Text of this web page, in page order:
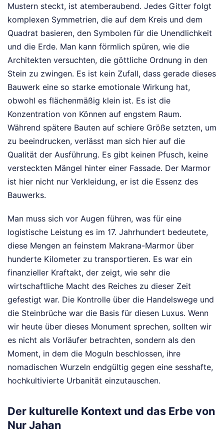
Mustern steckt, ist atemberaubend. Jedes Gitter folgt
komplexen Symmetrien, die auf dem Kreis und dem
Quadrat basieren, den Symbolen für die Unendlichkeit
und die Erde. Man kann förmlich spüren, wie die
Architekten versuchten, die göttliche Ordnung in den
Stein zu zwingen. Es ist kein Zufall, dass gerade dieses
Bauwerk eine so starke emotionale Wirkung hat,
obwohl es flächenmäßig klein ist. Es ist die
Konzentration von Können auf engstem Raum.
Während spätere Bauten auf schiere Größe setzten, um
zu beeindrucken, verlässt man sich hier auf die
Qualität der Ausführung. Es gibt keinen Pfusch, keine
versteckten Mängel hinter einer Fassade. Der Marmor
ist hier nicht nur Verkleidung, er ist die Essenz des
Bauwerks.
Man muss sich vor Augen führen, was für eine
logistische Leistung es im 17. Jahrhundert bedeutete,
diese Mengen an feinstem Makrana-Marmor über
hunderte Kilometer zu transportieren. Es war ein
finanzieller Kraftakt, der zeigt, wie sehr die
wirtschaftliche Macht des Reiches zu dieser Zeit
gefestigt war. Die Kontrolle über die Handelswege und
die Steinbrüche war die Basis für diesen Luxus. Wenn
wir heute über dieses Monument sprechen, sollten wir
es nicht als Vorläufer betrachten, sondern als den
Moment, in dem die Moguln beschlossen, ihre
nomadischen Wurzeln endgültig gegen eine sesshafte,
hochkultivierte Urbanität einzutauschen.
Der kulturelle Kontext und das Erbe von
Nur Jahan